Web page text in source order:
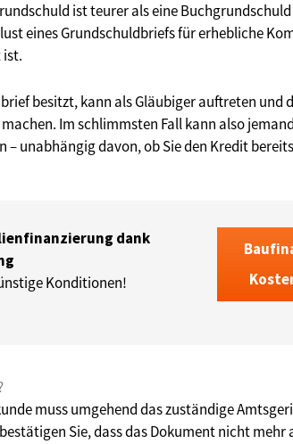
ist teurer als eine
eines Grundschuldbriefs für erhebliche
besitzt, kann als Gläubiger auftreten und
Im schlimmsten Fall kann also
– unabhängig davon, ob Sie den Kredit
dank
Konditionen!
muss umgehend das zuständige
Sie, dass das Dokument nicht mehr